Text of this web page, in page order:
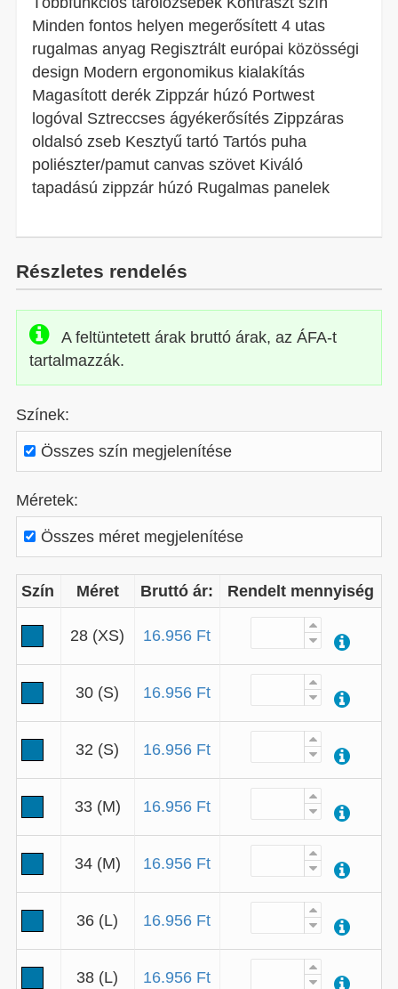
Minden fontos helyen megerősített 4 utas
rugalmas anyag Regisztrált európai közösségi
design Modern ergonomikus kialakítás
Magasított derék Zippzár húzó Portwest
logóval Sztreccses ágyékerősítés Zippzáras
oldalsó zseb Kesztyű tartó Tartós puha
poliészter/pamut canvas szövet Kiváló
tapadású zippzár húzó Rugalmas panelek
Részletes rendelés
A feltüntetett árak bruttó árak, az ÁFA-t
tartalmazzák.
Színek:
Összes szín megjelenítése
Méretek:
Összes méret megjelenítése
Szín Méret Bruttó ár: Rendelt mennyiség
28 (XS) 16.956 Ft
30 (S) 16.956 Ft
32 (S) 16.956 Ft
33 (M) 16.956 Ft
34 (M) 16.956 Ft
36 (L) 16.956 Ft
38 (L) 16.956 Ft